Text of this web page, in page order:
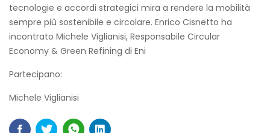
tecnologie e accordi strategici mira a rendere la mobilità
sempre più sostenibile e circolare. Enrico Cisnetto ha
incontrato Michele Viglianisi, Responsabile Circular
Economy & Green Refining di Eni
Partecipano:
Michele Viglianisi